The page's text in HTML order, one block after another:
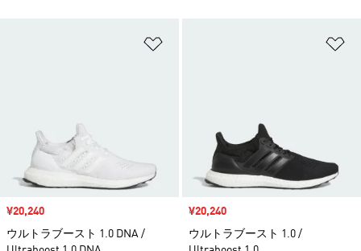
セール価格
¥20,240
ウルトラブースト 1.0 DNA /
セール価格
¥20,240
ウルトラブースト 1.0 /